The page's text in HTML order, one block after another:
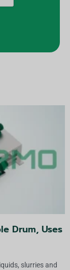
Drum, Uses
slurries and